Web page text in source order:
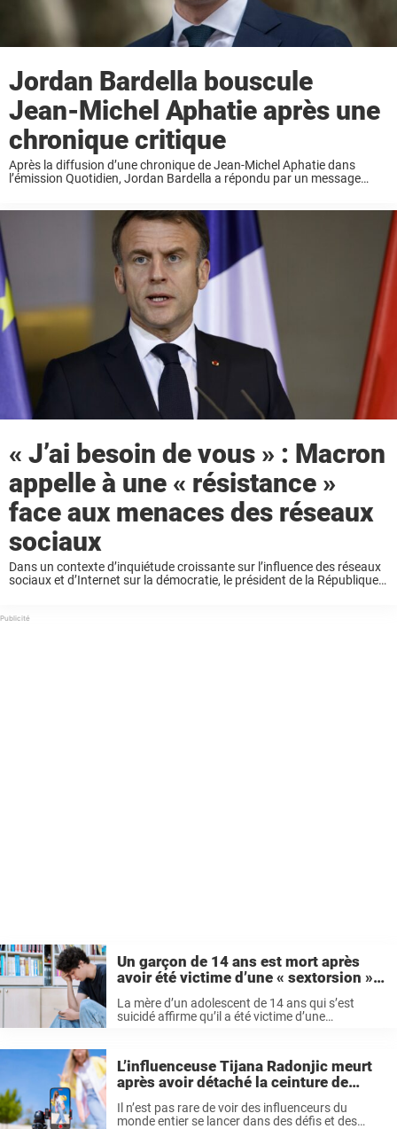
Jordan Bardella bouscule
Jean-Michel Aphatie après une
chronique critique
Après la diffusion d’une chronique de Jean-Michel Aphatie dans
l’émission Quotidien, Jordan Bardella a répondu par un message
« J’ai besoin de vous » : Macron
appelle à une « résistance »
face aux menaces des réseaux
sociaux
Dans un contexte d’inquiétude croissante sur l’influence des réseaux
sociaux et d’Internet sur la démocratie, le président de la République a
Un garçon de 14 ans est mort après
avoir été victime d’une « sextorsion »
La mère d’un adolescent de 14 ans qui s’est
suicidé affirme qu’il a été victime d’une
L’influenceuse Tijana Radonjic meurt
après avoir détaché la ceinture de
19 ans
Il n’est pas rare de voir des influenceurs du
monde entier se lancer dans des défis et des